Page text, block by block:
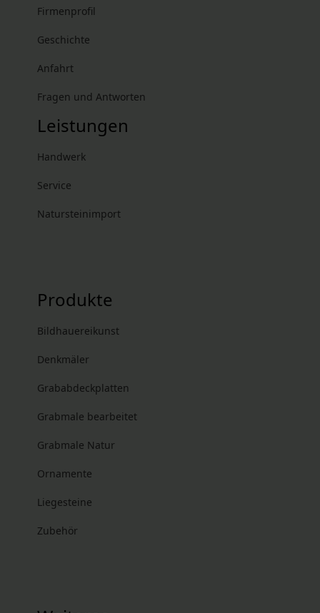
Firmenprofil
Geschichte
Anfahrt
Fragen und Antworten
Leistungen
Handwerk
Service
Natursteinimport
Produkte
Bildhauereikunst
Denkmäler
Grababdeckplatten
Grabmale bearbeitet
Grabmale Natur
Ornamente
Liegesteine
Zubehör